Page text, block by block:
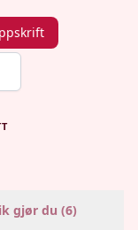
gjør du (6)